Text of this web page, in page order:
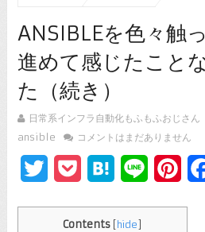
ANSIBLEを色々触
進めて感じたこと
た（続き）
日常系インフラ自動化もふもふおじさん
ansible
コメントはまだありません
TwitterPocketHatenaLine
Contents hide